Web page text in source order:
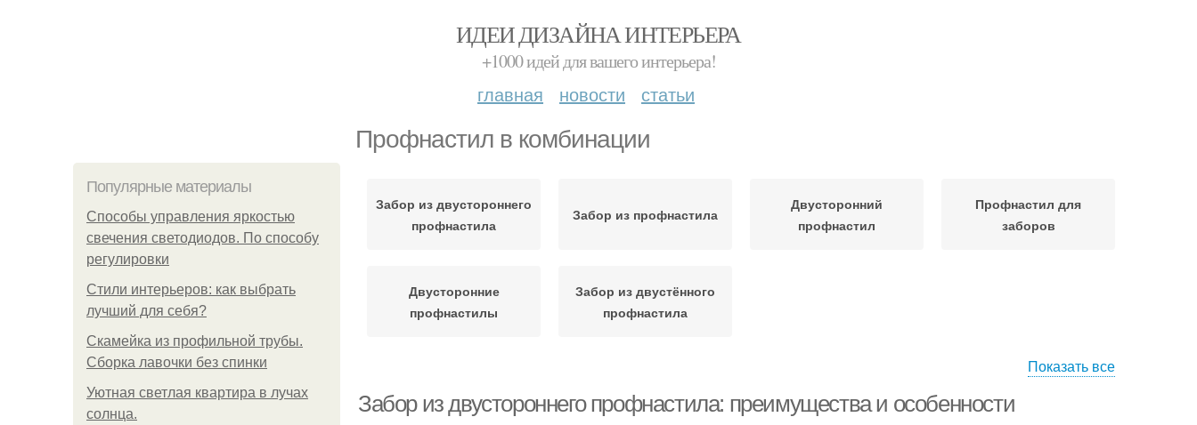
ИДЕИ ДИЗАЙНА ИНТЕРЬЕРА
+1000 идей для вашего интерьера!
главная новости статьи
Профнастил в комбинации
Популярные материалы
Способы управления яркостью
свечения светодиодов. По способу
регулировки
Стили интерьеров: как выбрать
лучший для себя?
Скамейка из профильной трубы.
Сборка лавочки без спинки
Уютная светлая квартира в лучах
солнца.
Забор из двустороннего
профнастила
Забор из профнастила
Двусторонний
профнастил
Профнастил для
заборов
Двусторонние
профнастилы
Забор из двустённого
профнастила
Показать все
Забор из двустороннего профнастила: преимущества и особенности